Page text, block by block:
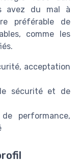
avez du mal à
préférable de
comme les
acceptation
sécurité et de
performance,